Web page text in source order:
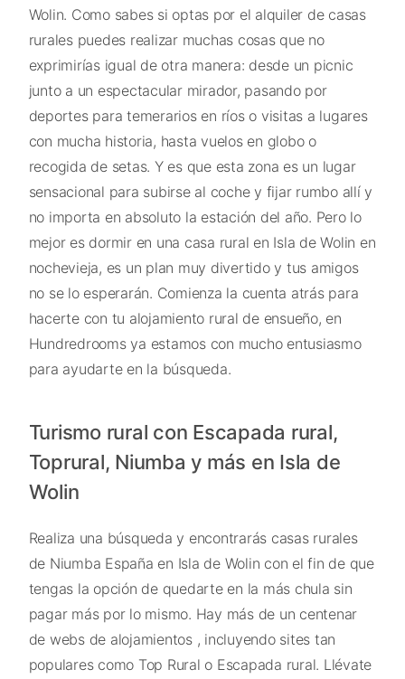
Wolin. Como sabes si optas por el alquiler de casas
rurales puedes realizar muchas cosas que no
exprimirías igual de otra manera: desde un picnic
junto a un espectacular mirador, pasando por
deportes para temerarios en ríos o visitas a lugares
con mucha historia, hasta vuelos en globo o
recogida de setas. Y es que esta zona es un lugar
sensacional para subirse al coche y fijar rumbo allí y
no importa en absoluto la estación del año. Pero lo
mejor es dormir en una casa rural en Isla de Wolin en
nochevieja, es un plan muy divertido y tus amigos
no se lo esperarán. Comienza la cuenta atrás para
hacerte con tu alojamiento rural de ensueño, en
Hundredrooms ya estamos con mucho entusiasmo
para ayudarte en la búsqueda.
Turismo rural con Escapada rural,
Toprural, Niumba y más en Isla de
Wolin
Realiza una búsqueda y encontrarás casas rurales
de Niumba España en Isla de Wolin con el fin de que
tengas la opción de quedarte en la más chula sin
pagar más por lo mismo. Hay más de un centenar
de webs de alojamientos , incluyendo sites tan
populares como Top Rural o Escapada rural. Llévate